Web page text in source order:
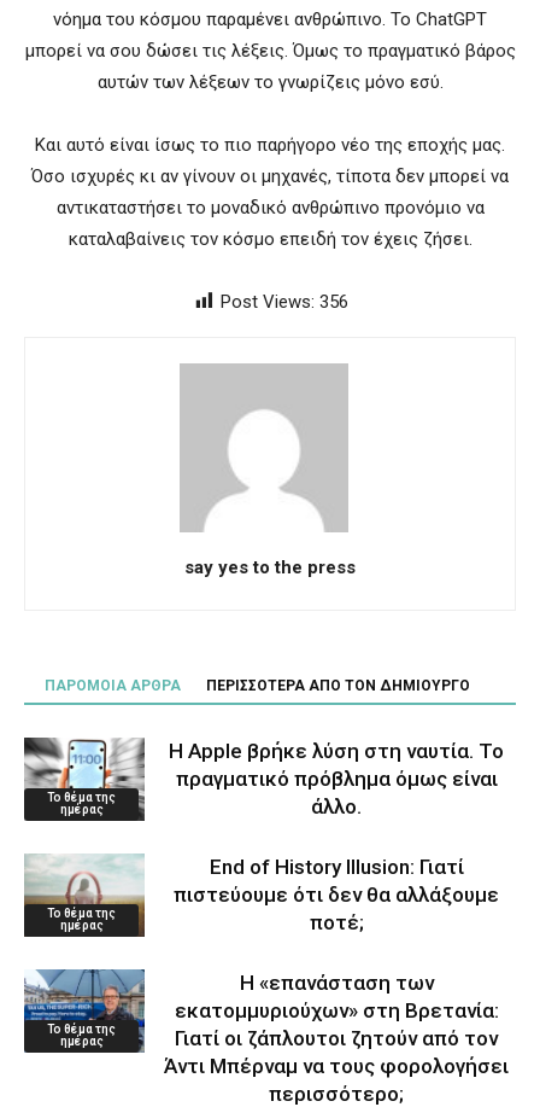
νόημα του κόσμου παραμένει ανθρώπινο. Το ChatGPT
μπορεί να σου δώσει τις λέξεις. Όμως το πραγματικό βάρος
αυτών των λέξεων το γνωρίζεις μόνο εσύ.
Και αυτό είναι ίσως το πιο παρήγορο νέο της εποχής μας.
Όσο ισχυρές κι αν γίνουν οι μηχανές, τίποτα δεν μπορεί να
αντικαταστήσει το μοναδικό ανθρώπινο προνόμιο να
καταλαβαίνεις τον κόσμο επειδή τον έχεις ζήσει.
Post Views: 356
say yes to the press
ΠΑΡΟΜΟΙΑ ΑΡΘΡΑ ΠΕΡΙΣΣΟΤΕΡΑ ΑΠΟ ΤΟΝ ΔΗΜΙΟΥΡΓΟ
Το θέμα της
ημέρας
Η Apple βρήκε λύση στη ναυτία. Το
πραγματικό πρόβλημα όμως είναι
άλλο.
Το θέμα της
ημέρας
End of History Illusion: Γιατί
πιστεύουμε ότι δεν θα αλλάξουμε
ποτέ;
Το θέμα της
ημέρας
Η «επανάσταση των
εκατομμυριούχων» στη Βρετανία:
Γιατί οι ζάπλουτοι ζητούν από τον
Άντι Μπέρναμ να τους φορολογήσει
περισσότερο;